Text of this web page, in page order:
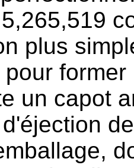
plus
un capot